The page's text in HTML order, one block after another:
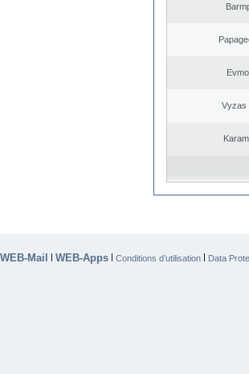
Vyzas
WEB-Mail | WEB-Apps | Conditions d’utilisation | Data